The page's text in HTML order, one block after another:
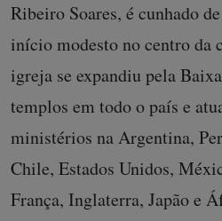
Ribeiro Soares, é cunhado
início modesto no centro da
igreja se expandiu pela
templos em todo o país e
ministérios na Argentina,
Chile, Estados Unidos,
França, Inglaterra, Japão e